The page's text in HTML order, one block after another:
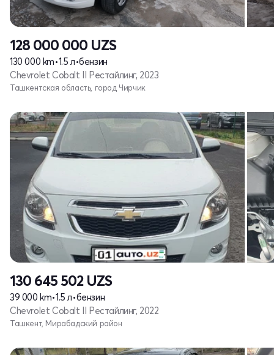
128 000 000 UZS
130 000 km•1.5 л•бензин
Chevrolet Cobalt II Рестайлинг, 2023
Ташкентская область, город Чирчик
130 645 502 UZS
39 000 km•1.5 л•бензин
Chevrolet Cobalt II Рестайлинг, 2022
Ташкент, Мирабадский район